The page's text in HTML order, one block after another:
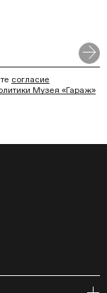
согласие
Музея «Гараж»